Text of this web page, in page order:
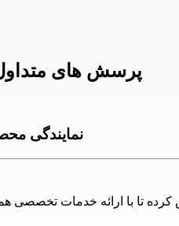
پرسش های
نمایندگی